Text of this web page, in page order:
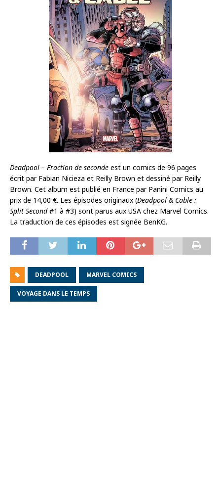
Deadpool – Fraction de seconde est un comics de 96 pages
écrit par Fabian Nicieza et Reilly Brown et dessiné par Reilly
Brown. Cet album est publié en France par Panini Comics au
prix de 14,00 €. Les épisodes originaux (Deadpool & Cable :
Split Second#1 à #3) sont parus aux USA chez Marvel Comics.
La traduction de ces épisodes est signée BenKG.
DEADPOOL MARVEL COMICS
VOYAGE DANS LE TEMPS